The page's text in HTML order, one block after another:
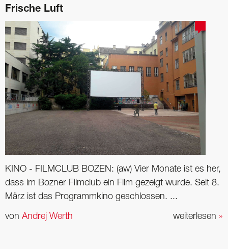
Frische Luft
KINO - FILMCLUB BOZEN: (aw) Vier Monate ist es her,
dass im Bozner Filmclub ein Film gezeigt wurde. Seit 8.
März ist das Programmkino geschlossen. ...
weiterlesen »
von Andrej Werth